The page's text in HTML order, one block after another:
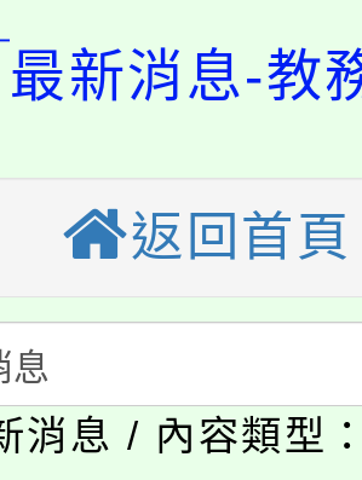
桃園市運動會8/
及游泳池舉行。
低收入戶享有免
優惠，詳情可洽有
師增能研習
自造教育及科技
研習
綠生活教案入校路
食農教育專業人
祭」8/29、30在
登場!
午1時於龍潭區
最新消息-教
返回首頁
消息 / 內容類型